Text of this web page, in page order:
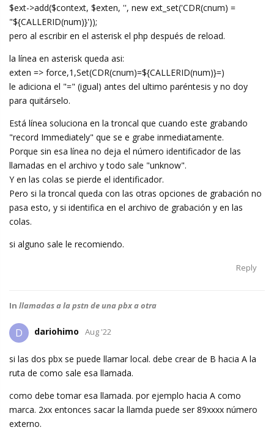
$ext->add($context, $exten, '', new ext_set('CDR(cnum) =
"${CALLERID(num)}'));
pero al escribir en el asterisk el php después de reload.
la línea en asterisk queda asi:
exten => force,1,Set(CDR(cnum)=${CALLERID(num)}=)
le adiciona el "=" (igual) antes del ultimo paréntesis y no doy
para quitárselo.
Está línea soluciona en la troncal que cuando este grabando
"record Immediately" que se e grabe inmediatamente.
Porque sin esa línea no deja el número identificador de las
llamadas en el archivo y todo sale "unknow".
Y en las colas se pierde el identificador.
Pero si la troncal queda con las otras opciones de grabación no
pasa esto, y si identifica en el archivo de grabación y en las
colas.
si alguno sale le recomiendo.
Reply
In llamadas a la pstn de una pbx a otra
D dariohimo Aug '22
si las dos pbx se puede llamar local. debe crear de B hacia A la
ruta de como sale esa llamada.
como debe tomar esa llamada. por ejemplo hacia A como
marca. 2xx entonces sacar la llamda puede ser 89xxxx número
externo.